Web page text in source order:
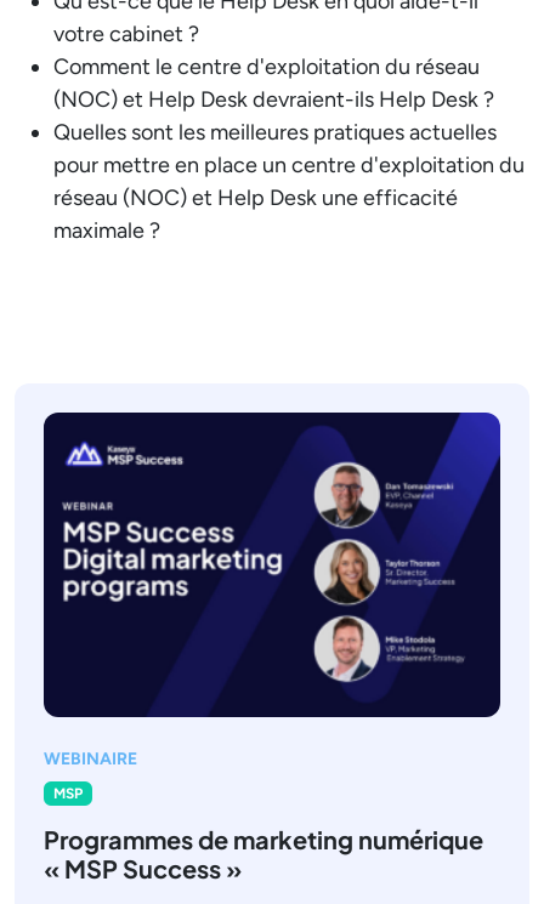
votre cabinet ?
Comment le centre d'exploitation du réseau
(NOC) et Help Desk devraient-ils Help Desk ?
Quelles sont les meilleures pratiques actuelles
pour mettre en place un centre d'exploitation du
réseau (NOC) et Help Desk une efficacité
maximale ?
WEBINAIRE
MSP
Programmes de marketing numérique
« MSP Success »